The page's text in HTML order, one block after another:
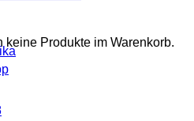
keine Produkte im Warenkorb.